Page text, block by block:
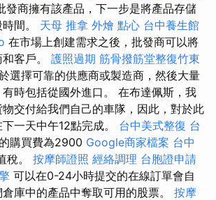
發商擁有該產品，下一步是將產品存儲
間。 天母 推拿 外燴 點心 台中養生館
在市場上創建需求之後，批發商可以將
客戶。 護照過期 筋骨撥筋堂整復竹東
選擇可靠的供應商或製造商，然後大量
時包括從國外進口。 在布達佩斯，我
交付給我們自己的車隊，因此，對於此
一天中午12點完成。 台中美式整復 台
購買費為2900 Google商家檔案 台中
稅。 按摩師證照 經絡調理 台胞證申請
可以在0-24小時提交的在線訂單會自
庫中的產品中奪取可用的股票。 按摩